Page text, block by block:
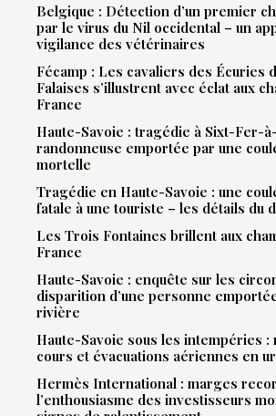
Belgique : Détection d’un premier
par le virus du Nil occidental – un
vigilance des vétérinaires
Fécamp : Les cavaliers des Écuries
Falaises s’illustrent avec éclat aux
France
Haute-Savoie : tragédie à Sixt-Fer-
randonneuse emportée par une
mortelle
Tragédie en Haute-Savoie : une
fatale à une touriste – les détails du
Les Trois Fontaines brillent aux
France
Haute-Savoie : enquête sur les
disparition d’une personne
rivière
Haute-Savoie sous les intempéries
cours et évacuations aériennes en
Hermès International : marges
l’enthousiasme des investisseurs